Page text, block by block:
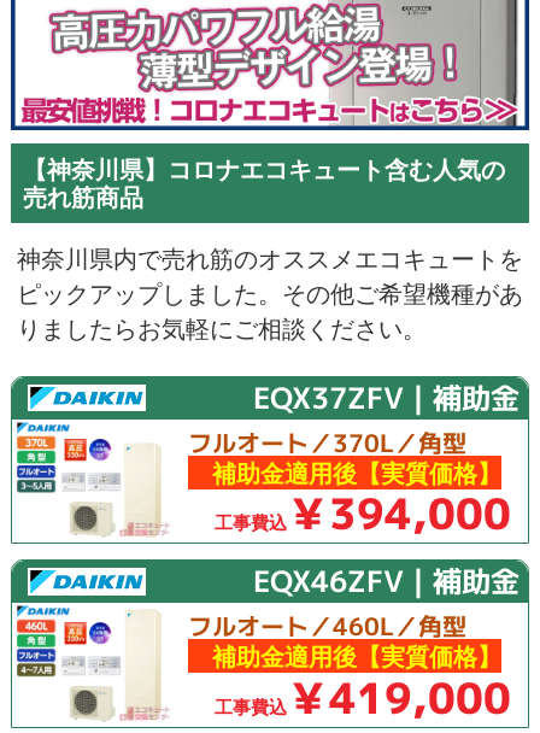
【神奈川県】コロナエコキュート含む人気の
売れ筋商品
神奈川県内で売れ筋のオススメエコキュートを
ピックアップしました。その他ご希望機種があ
りましたらお気軽にご相談ください。
EQX37ZFV｜補助金
フルオート／370L／角型
補助金適用後【実質価格】
工事費込 ￥394,000
EQX46ZFV｜補助金
フルオート／460L／角型
補助金適用後【実質価格】
工事費込 ￥419,000